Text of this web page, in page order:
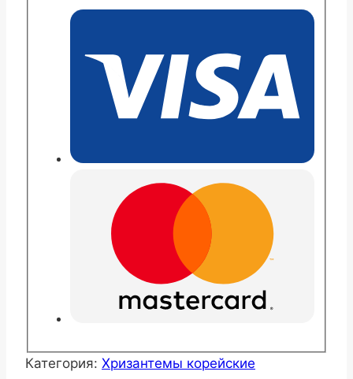
Категория: Хризантемы корейские